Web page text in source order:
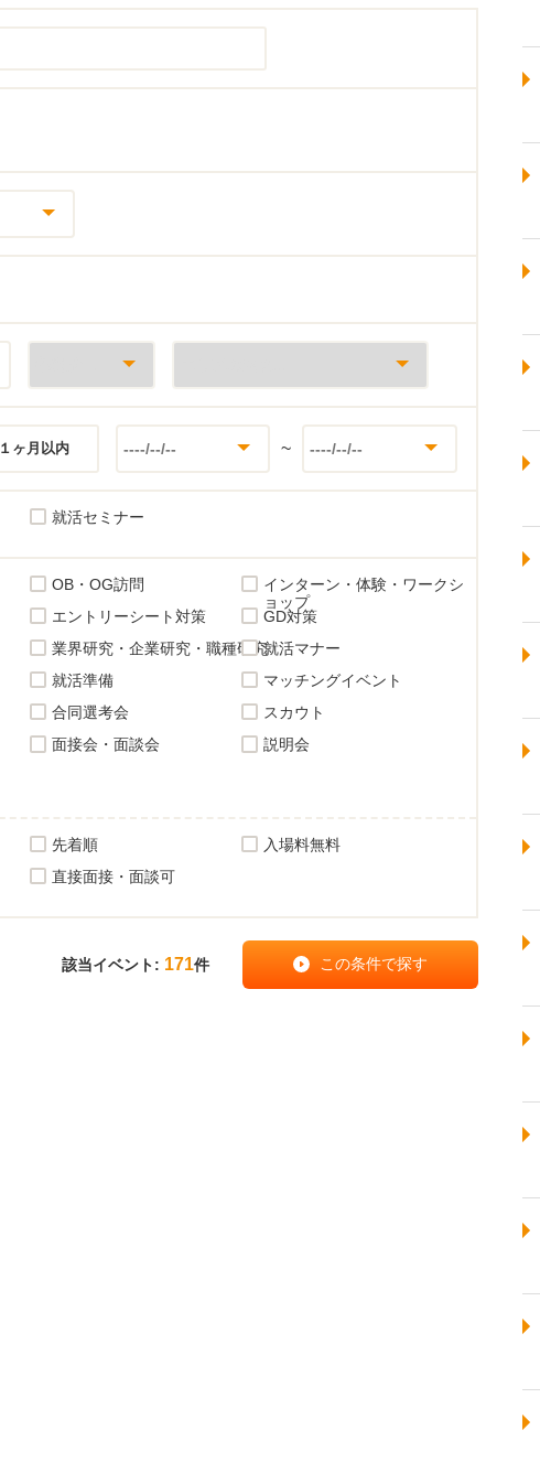
１ヶ月以内 ~
就活セミナー
OB・OG訪問
インターン・体験・ワークシ
ョップ
エントリーシート対策
GD対策
業界研究・企業研究・職種研究就活マナー
就活準備
マッチングイベント
合同選考会
スカウト
面接会・面談会
説明会
先着順
入場料無料
直接面接・面談可
該当イベント: 171件